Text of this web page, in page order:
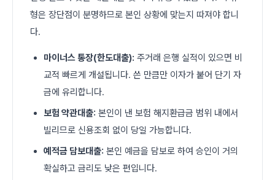
형은 장단점이 분명하므로 본인 상황에 맞는지 따져야 합니
다.
마이너스 통장(한도대출): 주거래 은행 실적이 있으면 비
교적 빠르게 개설됩니다. 쓴 만큼만 이자가 붙어 단기 자
금에 유리합니다.
보험 약관대출: 본인이 낸 보험 해지환급금 범위 내에서
빌리므로 신용조회 없이 당일 가능합니다.
예적금 담보대출: 본인 예금을 담보로 하여 승인이 거의
확실하고 금리도 낮은 편입니다.